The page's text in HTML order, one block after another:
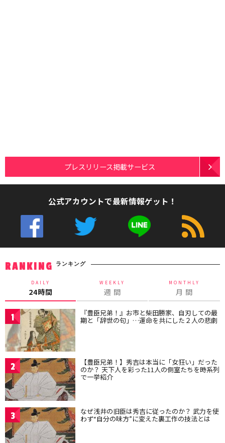
プレスリリース掲載サービス
公式アカウントで最新情報ゲット！
RANKING ランキング
DAILY
24時間
WEEKLY
週 間
MONTHLY
月 間
1 『豊臣兄弟！』お市と柴田勝家、自刃しての最
期と「辞世の句」…運命を共にした２人の悲劇
2 【豊臣兄弟！】秀吉は本当に「女狂い」だった
のか？ 天下人を彩った11人の側室たちを時系列
で一挙紹介
3 なぜ浅井の旧臣は秀吉に従ったのか？ 武力を使
わず“自分の味方”に変えた裏工作の技法とは